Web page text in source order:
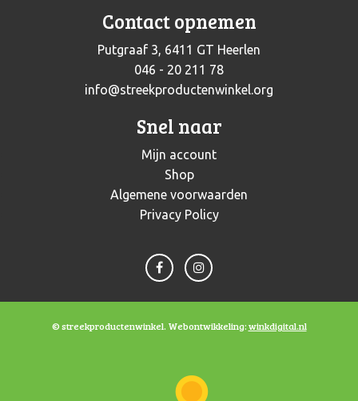
Contact opnemen
Putgraaf 3, 6411 GT Heerlen
046 - 20 211 78
info@streekproductenwinkel.org
Snel naar
Mijn account
Shop
Algemene voorwaarden
Privacy Policy
© streekproductenwinkel. Webontwikkeling:winkdigital.nl